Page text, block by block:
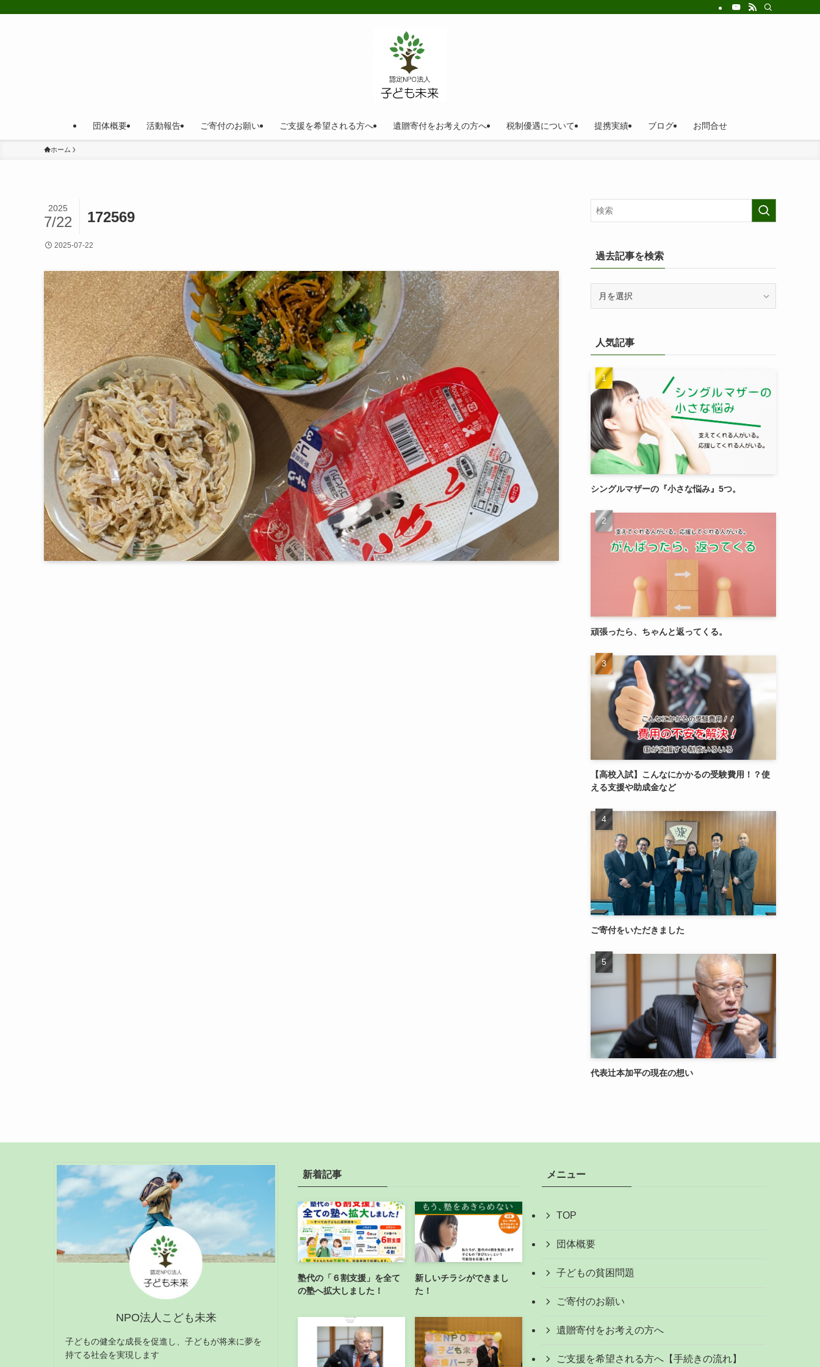
団体概要 活動報告 ご寄付のお願い ご支援を希望される方へ 遺贈寄付をお考えの方へ 税制優遇について 提携実績 ブログ お問合せ
ホーム
172569
2025
7/22
2025-07-22
過去記事を検索
を
検
索
人気記事
シングルマザーの『小さな悩み』5つ。
頑張ったら、ちゃんと返ってくる。
【高校入試】こんなにかかるの受験費用！？使
える支援や助成金など
ご寄付をいただきました
代表辻本加平の現在の想い
NPO法人こども未来
子どもの健全な成長を促進し、子どもが将来に夢を
持てる社会を実現します
新着記事
塾代の「６割支援」を全て
の塾へ拡大しました！
新しいチラシができまし
た！
メニュー
TOP
団体概要
子どもの貧困問題
ご寄付のお願い
遺贈寄付をお考えの方へ
ご支援を希望される方へ【手続きの流れ】